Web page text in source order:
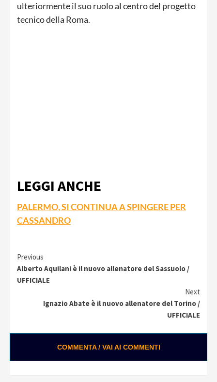
ulteriormente il suo ruolo al centro del progetto
tecnico della Roma.
LEGGI ANCHE
PALERMO, SI CONTINUA A SPINGERE PER
CASSANDRO
Continue
Reading
Previous
Alberto Aquilani è il nuovo allenatore del Sassuolo /
UFFICIALE
Next
Ignazio Abate è il nuovo allenatore del Torino /
UFFICIALE
COMMENTA / VAI AI COMMENTI